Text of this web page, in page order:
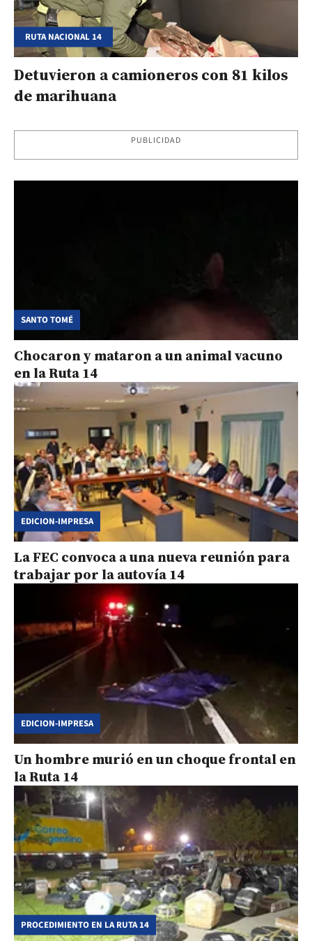
RUTA NACIONAL 14
Detuvieron a camioneros con 81 kilos
de marihuana
PUBLICIDAD
SANTO TOMÉ
Chocaron y mataron a un animal vacuno
en la Ruta 14
EDICION-IMPRESA
La FEC convoca a una nueva reunión para
trabajar por la autovía 14
EDICION-IMPRESA
Un hombre murió en un choque frontal en
la Ruta 14
PROCEDIMIENTO EN LA RUTA 14